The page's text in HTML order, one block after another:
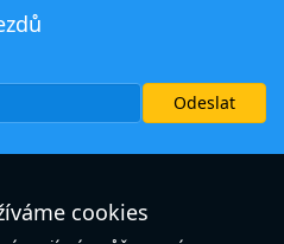
cookies